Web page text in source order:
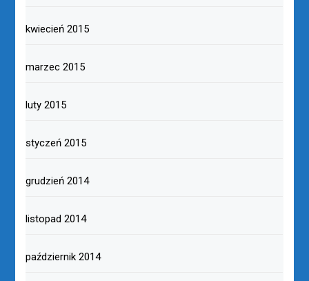
kwiecień 2015
marzec 2015
luty 2015
styczeń 2015
grudzień 2014
listopad 2014
październik 2014